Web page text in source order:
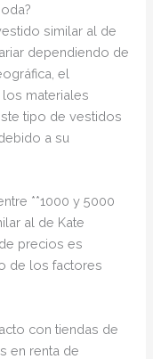
similar al de
dependiendo de
el
materiales
tipo de vestidos
a su
**1000 y 5000
al de Kate
precios es
de los factores
con tiendas de
en renta de